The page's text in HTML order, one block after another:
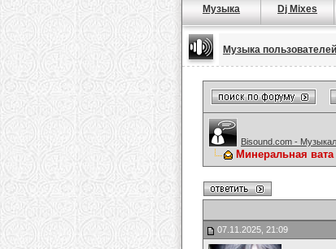
Музыка Dj Mixes
Музыка пользователей
Bisound.com -
Минеральная
07.11.2025, 21:09